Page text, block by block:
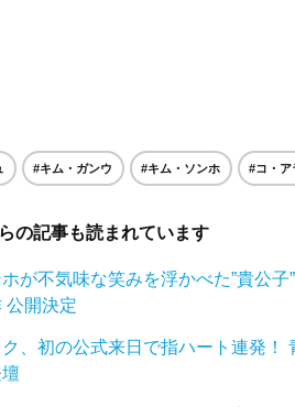
#キム・ガンウ #キム・ソンホ #コ・ア
の記事も読まれています
が不気味な笑みを浮かべた”貴公
公開決定
、初の公式来日で指ハート連発！